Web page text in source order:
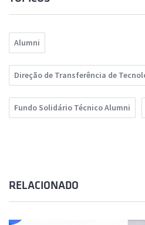
Alumni
Direção de Transferência de
Fundo Solidário Técnico Alumni
RELACIONADO